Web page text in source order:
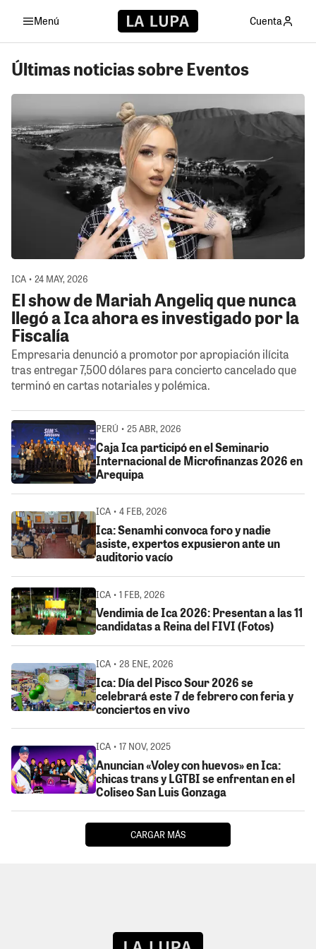
Menú Cuenta
Últimas noticias sobre Eventos
ICA • 24 MAY, 2026
El show de Mariah Angeliq que nunca
llegó a Ica ahora es investigado por la
Fiscalía
Empresaria denunció a promotor por apropiación ilícita
tras entregar 7,500 dólares para concierto cancelado que
terminó en cartas notariales y polémica.
PERÚ • 25 ABR, 2026
Caja Ica participó en el Seminario
Internacional de Microfinanzas 2026 en
Arequipa
ICA • 4 FEB, 2026
Ica: Senamhi convoca foro y nadie
asiste, expertos expusieron ante un
auditorio vacío
ICA • 1 FEB, 2026
Vendimia de Ica 2026: Presentan a las 11
candidatas a Reina del FIVI (Fotos)
ICA • 28 ENE, 2026
Ica: Día del Pisco Sour 2026 se
celebrará este 7 de febrero con feria y
conciertos en vivo
ICA • 17 NOV, 2025
Anuncian «Voley con huevos» en Ica:
chicas trans y LGTBI se enfrentan en el
Coliseo San Luis Gonzaga
CARGAR MÁS